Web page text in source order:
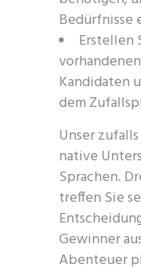
Bedürfnisse
Erstellen
Kandidaten
dem
Unser
native
Sprachen.
treffen Sie
Gewinner
Abenteuer